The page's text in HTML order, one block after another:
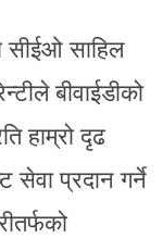
सीईओ साहिल
बीवाईडीको
हाम्रो दृढ
सेवा प्रदान गर्ने